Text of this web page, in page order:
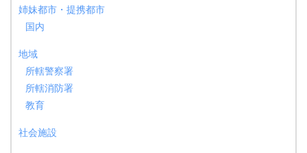
姉妹都市・提携都市
国内
地域
所轄警察署
所轄消防署
教育
社会施設